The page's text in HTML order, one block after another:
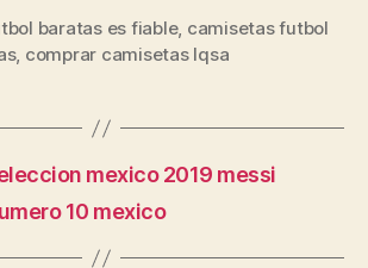
baratas es fiable, camisetas futbol
, comprar camisetas lqsa
mexico 2019 messi
10 mexico